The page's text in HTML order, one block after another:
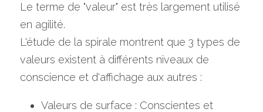
Le terme de "valeur" est très largement utilisé
en agilité.
L'étude de la spirale montrent que 3 types de
valeurs existent à différents niveaux de
conscience et d'affichage aux autres :
Valeurs de surface : Conscientes et